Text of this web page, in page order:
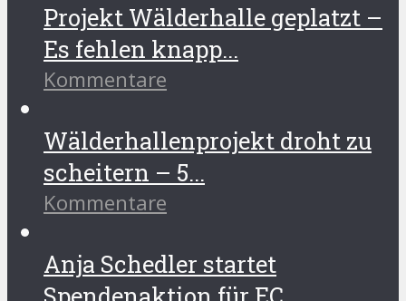
Projekt Wälderhalle geplatzt –
Es fehlen knapp...
Kommentare
Wälderhallenprojekt droht zu
scheitern – 5...
Kommentare
Anja Schedler startet